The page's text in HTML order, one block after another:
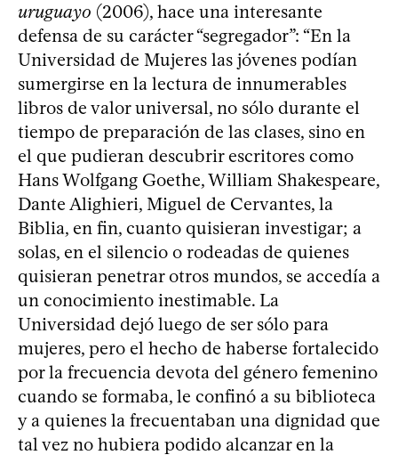
uruguayo (2006), hace una interesante
defensa de su carácter “segregador”: “En la
Universidad de Mujeres las jóvenes podían
sumergirse en la lectura de innumerables
libros de valor universal, no sólo durante el
tiempo de preparación de las clases, sino en
el que pudieran descubrir escritores como
Hans Wolfgang Goethe, William Shakespeare,
Dante Alighieri, Miguel de Cervantes, la
Biblia, en fin, cuanto quisieran investigar; a
solas, en el silencio o rodeadas de quienes
quisieran penetrar otros mundos, se accedía a
un conocimiento inestimable. La
Universidad dejó luego de ser sólo para
mujeres, pero el hecho de haberse fortalecido
por la frecuencia devota del género femenino
cuando se formaba, le confinó a su biblioteca
y a quienes la frecuentaban una dignidad que
tal vez no hubiera podido alcanzar en la